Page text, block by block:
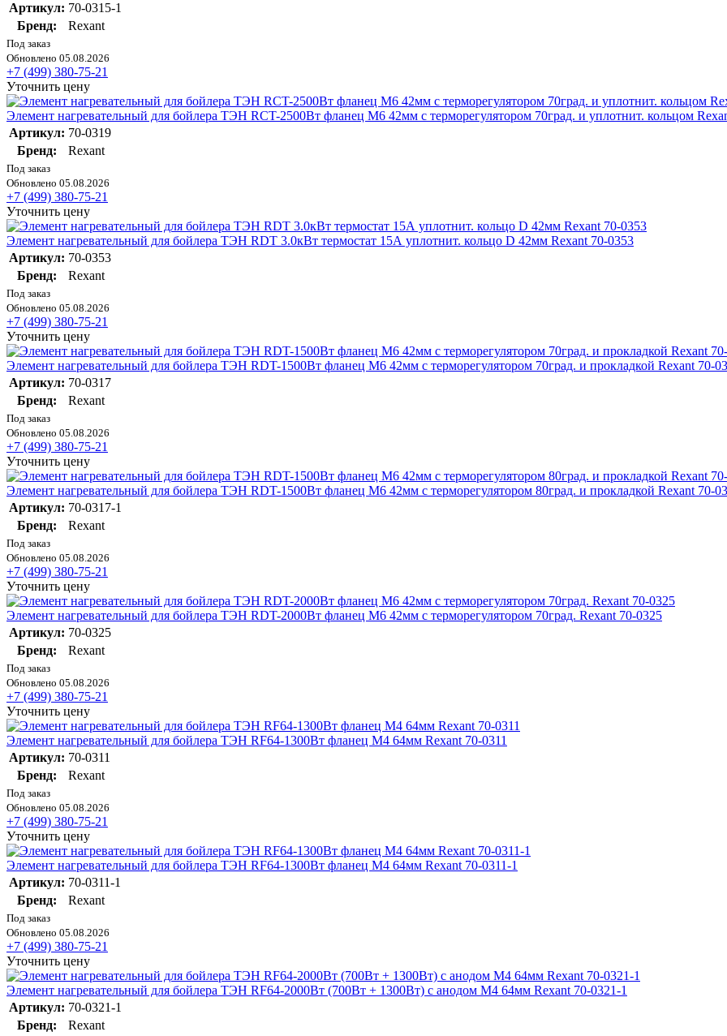
Артикул: 70-0315-1
Бренд:
Rexant
Под заказ
Обновлено 05.08.2026
+7 (499) 380-75-21
Уточнить цену
Элемент нагревательный для бойлера ТЭН RCT-2500Вт фланец М6 42мм с терморегулятором 70град. и уплотнит. кольцом
Артикул: 70-0319
Бренд:
Rexant
Под заказ
Обновлено 05.08.2026
+7 (499) 380-75-21
Уточнить цену
Элемент нагревательный для бойлера ТЭН RDT 3.0кВт термостат 15А уплотнит. кольцо D 42мм Rexant 70-0353
Артикул: 70-0353
Бренд:
Rexant
Под заказ
Обновлено 05.08.2026
+7 (499) 380-75-21
Уточнить цену
Элемент нагревательный для бойлера ТЭН RDT-1500Вт фланец М6 42мм с терморегулятором 70град. и прокладкой Rexant 70-
Артикул: 70-0317
Бренд:
Rexant
Под заказ
Обновлено 05.08.2026
+7 (499) 380-75-21
Уточнить цену
Элемент нагревательный для бойлера ТЭН RDT-1500Вт фланец М6 42мм с терморегулятором 80град. и прокладкой Rexant 70-
Артикул: 70-0317-1
Бренд:
Rexant
Под заказ
Обновлено 05.08.2026
+7 (499) 380-75-21
Уточнить цену
Элемент нагревательный для бойлера ТЭН RDT-2000Вт фланец М6 42мм с терморегулятором 70град. Rexant 70-0325
Артикул: 70-0325
Бренд:
Rexant
Под заказ
Обновлено 05.08.2026
+7 (499) 380-75-21
Уточнить цену
Элемент нагревательный для бойлера ТЭН RF64-1300Вт фланец М4 64мм Rexant 70-0311
Артикул: 70-0311
Бренд:
Rexant
Под заказ
Обновлено 05.08.2026
+7 (499) 380-75-21
Уточнить цену
Элемент нагревательный для бойлера ТЭН RF64-1300Вт фланец М4 64мм Rexant 70-0311-1
Артикул: 70-0311-1
Бренд:
Rexant
Под заказ
Обновлено 05.08.2026
+7 (499) 380-75-21
Уточнить цену
Элемент нагревательный для бойлера ТЭН RF64-2000Вт (700Вт + 1300Вт) с анодом М4 64мм Rexant 70-0321-1
Артикул: 70-0321-1
Бренд:
Rexant